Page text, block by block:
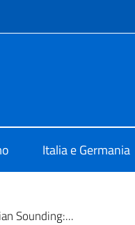
Italia e Germania
Sounding:...